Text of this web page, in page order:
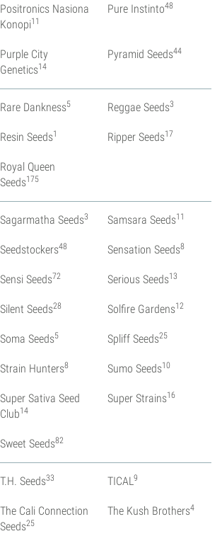
Positronics Nasiona
Konopi11
Pure Instinto48
Purple City
Genetics14
Pyramid Seeds44
Rare Dankness5 Reggae Seeds3
Resin Seeds1 Ripper Seeds17
Royal Queen
Seeds175
Sagarmatha Seeds3 Samsara Seeds11
Seedstockers48 Sensation Seeds8
Sensi Seeds72 Serious Seeds13
Silent Seeds28 Solfire Gardens12
Soma Seeds5 Spliff Seeds25
Strain Hunters8 Sumo Seeds10
Super Sativa Seed
Club14
Super Strains16
Sweet Seeds82
T.H. Seeds33 TICAL9
The Cali Connection
Seeds25
The Kush Brothers4